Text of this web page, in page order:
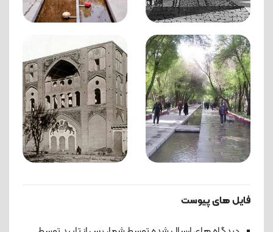
فایل های پیوست